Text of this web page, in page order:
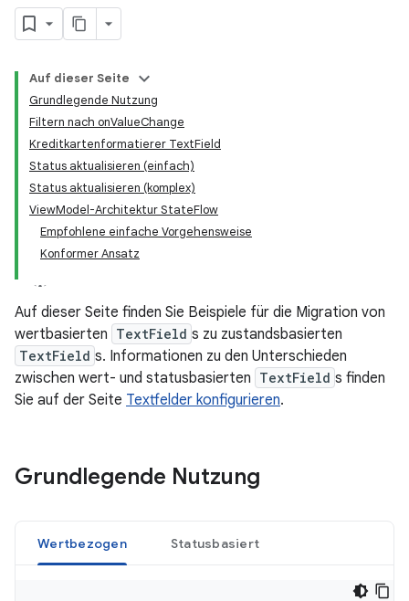
Auf dieser Seite
Grundlegende Nutzung
Filtern nach onValueChange
Kreditkartenformatierer TextField
Status aktualisieren (einfach)
Status aktualisieren (komplex)
ViewModel-Architektur StateFlow
Empfohlene einfache Vorgehensweise
Konformer Ansatz
Auf dieser Seite finden Sie Beispiele für die Migration von
wertbasierten TextField s zu zustandsbasierten
TextField s. Informationen zu den Unterschieden
zwischen wert- und statusbasierten TextField s finden
Sie auf der Seite Textfelder konfigurieren.
Grundlegende Nutzung
Wertbezogen Statusbasiert